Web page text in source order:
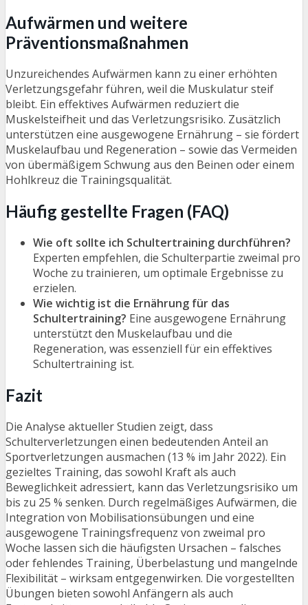
Aufwärmen und weitere
Präventionsmaßnahmen
Unzureichendes Aufwärmen kann zu einer erhöhten
Verletzungsgefahr führen, weil die Muskulatur steif
bleibt. Ein effektives Aufwärmen reduziert die
Muskelsteifheit und das Verletzungsrisiko. Zusätzlich
unterstützen eine ausgewogene Ernährung – sie fördert
Muskelaufbau und Regeneration – sowie das Vermeiden
von übermäßigem Schwung aus den Beinen oder einem
Hohlkreuz die Trainingsqualität.
Häufig gestellte Fragen (FAQ)
Wie oft sollte ich Schultertraining durchführen?
Experten empfehlen, die Schulterpartie zweimal pro
Woche zu trainieren, um optimale Ergebnisse zu
erzielen.
Wie wichtig ist die Ernährung für das
Schultertraining? Eine ausgewogene Ernährung
unterstützt den Muskelaufbau und die
Regeneration, was essenziell für ein effektives
Schultertraining ist.
Fazit
Die Analyse aktueller Studien zeigt, dass
Schulterverletzungen einen bedeutenden Anteil an
Sportverletzungen ausmachen (13 % im Jahr 2022). Ein
gezieltes Training, das sowohl Kraft als auch
Beweglichkeit adressiert, kann das Verletzungsrisiko um
bis zu 25 % senken. Durch regelmäßiges Aufwärmen, die
Integration von Mobilisationsübungen und eine
ausgewogene Trainingsfrequenz von zweimal pro
Woche lassen sich die häufigsten Ursachen – falsches
oder fehlendes Training, Überbelastung und mangelnde
Flexibilität – wirksam entgegenwirken. Die vorgestellten
Übungen bieten sowohl Anfängern als auch